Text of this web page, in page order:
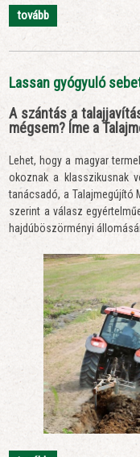
tovább
Lassan gyógyuló
A szántás a
mégsem? Íme a
Lehet, hogy a magyar
okoznak a klasszikusnak
tanácsadó, a Talajmegújító
szerint a válasz
hajdúböszörményi